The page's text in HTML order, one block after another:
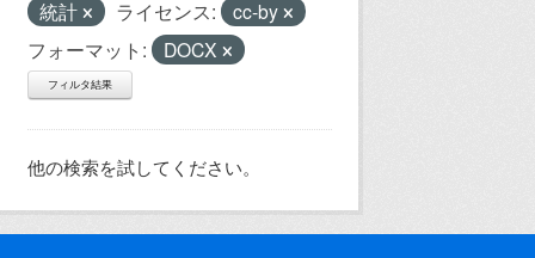
統計
ライセンス:
cc-by
フォーマット:
DOCX
フィルタ結果
他の検索を試してください。